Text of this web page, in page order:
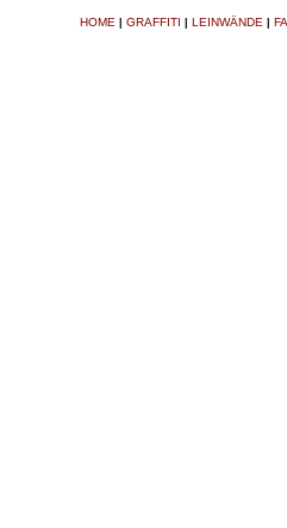
HOME GRAFFITI LEINWÄNDE